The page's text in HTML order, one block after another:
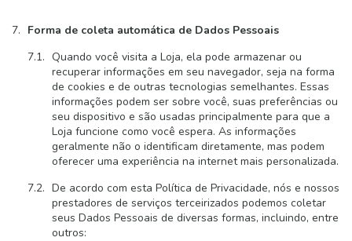
Forma de coleta automática de Dados Pessoais
Quando você visita a Loja, ela pode armazenar ou
recuperar informações em seu navegador, seja na forma
de cookies e de outras tecnologias semelhantes. Essas
informações podem ser sobre você, suas preferências ou
seu dispositivo e são usadas principalmente para que a
Loja funcione como você espera. As informações
geralmente não o identificam diretamente, mas podem
oferecer uma experiência na internet mais personalizada.
De acordo com esta Política de Privacidade, nós e nossos
prestadores de serviços terceirizados podemos coletar
seus Dados Pessoais de diversas formas, incluindo, entre
outros: